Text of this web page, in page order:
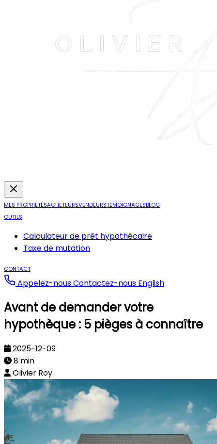
MES PROPRIÉTÉSACHETEURSVENDEURSTÉMOIGNAGESBLOG
OUTILS
Calculateur de prêt hypothécaire
Taxe de mutation
CONTACT
Appelez-nousContactez-nous English
Avant de demander votre
hypothèque : 5 pièges à connaître
2025-12-09
8 min
Olivier Roy